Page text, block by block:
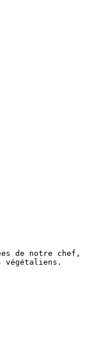
de notre chef,
végétaliens.